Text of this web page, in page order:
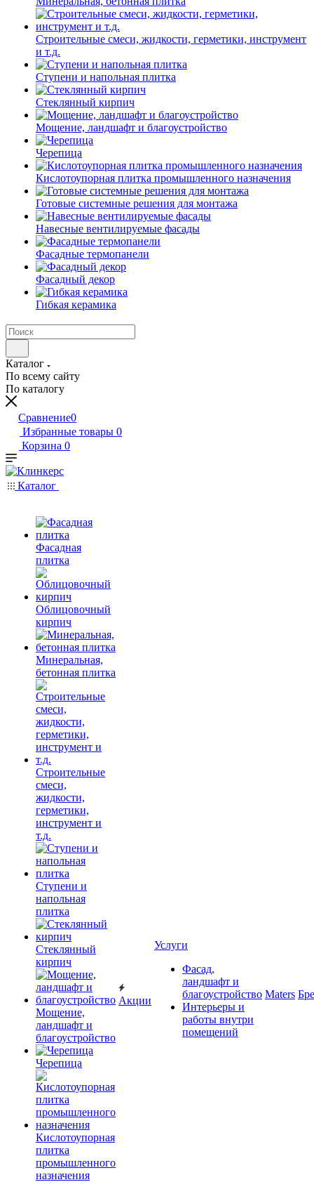
Строительные смеси, жидкости, герметики, инструмент
и т.д.
Ступени и напольная плитка
Cтеклянный кирпич
Мощение, ландшафт и благоустройство
Черепица
Кислотоупорная плитка промышленного назначения
Готовые системные решения для монтажа
Навесные вентилируемые фасады
Фасадные термопанели
Фасадный декор
Гибкая керамика
Каталог
По всему сайту
По каталогу
Сравнение0
Избранные товары 0
Корзина 0
Каталог
Фасадная
плитка
Облицовочный
кирпич
Минеральная,
бетонная плитка
Строительные
смеси,
жидкости,
герметики,
инструмент и
т.д.
Ступени и
напольная
плитка
Cтеклянный
кирпич
Мощение,
ландшафт и
благоустройство
Черепица
Кислотоупорная
плитка
промышленного
назначения
Акции
Услуги
Фасад,
ландшафт и
благоустройство
Интерьеры и
работы внутри
помещений
Maters